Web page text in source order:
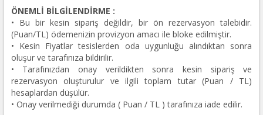
ÖNEMLİ BİLGİLENDİRME :
• Bu bir kesin sipariş değildir, bir ön rezervasyon talebidir.
(Puan/TL) ödemenizin provizyon amacı ile bloke edilmiştir.
• Kesin Fiyatlar tesislerden oda uygunluğu alındıktan sonra
oluşur ve tarafınıza bildirilir.
• Tarafınızdan onay verildikten sonra kesin sipariş ve
rezervasyon oluşturulur ve ilgili toplam tutar (Puan / TL)
hesaplardan düşülür.
• Onay verilmediği durumda ( Puan / TL ) tarafınıza iade edilir.